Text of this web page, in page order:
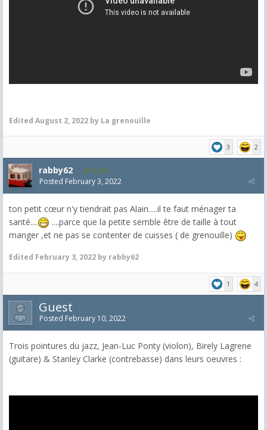
Edited August 2, 2022 by La grenouille
3 2
rabby62 8,454
Posted February 3, 2022
ton petit cœur n'y tiendrait pas Alain.....il te faut ménager ta
santé....
....parce que la petite semble être de taille à tout
manger ,et ne pas se contenter de cuisses ( de grenouille)
Edited February 3, 2022 by rabby62
1 4
Guest
Posted February 10, 2022
Trois pointures du jazz, Jean-Luc Ponty (violon), Birely Lagrene
(guitare) & Stanley Clarke (contrebasse) dans leurs oeuvres :